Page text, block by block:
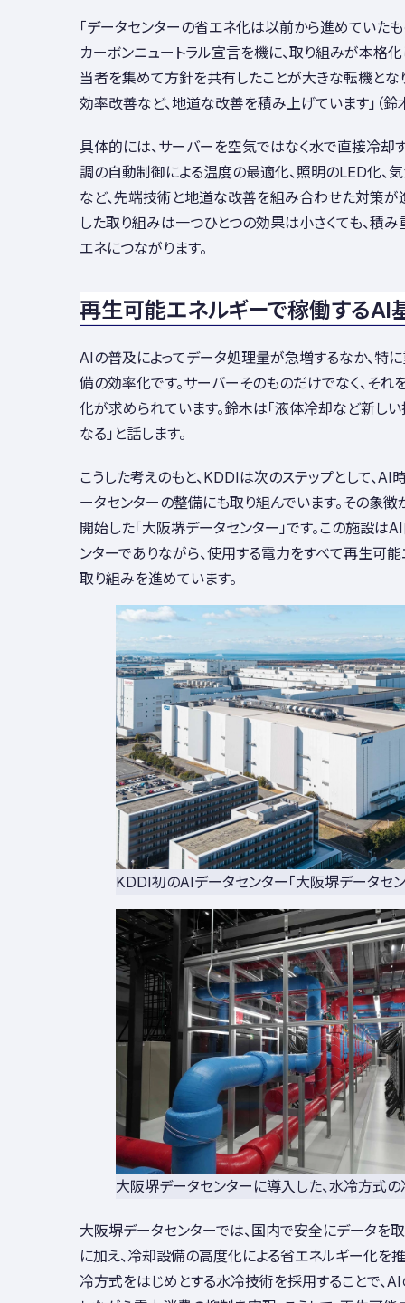
「データセンターの省エネ化は以前から進めていた
カーボンニュートラル宣言を機に、取り組みが本格
当者を集めて方針を共有したことが大きな転機とな
効率改善など、地道な改善を積み上げています」（鈴
具体的には、サーバーを空気ではなく水で直接冷却
調の自動制御による温度の最適化、照明のLED化、
など、先端技術と地道な改善を組み合わせた対策が
した取り組みは一つひとつの効果は小さくても、積
エネにつながります。
再生可能エネルギーで稼働するAI
AIの普及によってデータ処理量が急増するなか、特
備の効率化です。サーバーそのものだけでなく、そ
化が求められています。鈴木は「液体冷却など新し
なる」と話します。
こうした考えのもと、KDDIは次のステップとして、
ータセンターの整備にも取り組んでいます。その象
開始した「大阪堺データセンター」です。この施設
ンターでありながら、使用する電力をすべて再生可
取り組みを進めています。
KDDI初のAIデータセンター「大阪堺データセン
大阪堺データセンターに導入した、水冷方式
大阪堺データセンターでは、国内で安全にデータを
に加え、冷却設備の高度化による省エネルギー化を
冷方式をはじめとする水冷技術を採用することで、